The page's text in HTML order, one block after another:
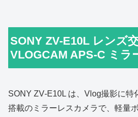
SONY ZV-E10L レンズ
VLOGCAM APS-C ミラ
SONY ZV‑E10L は、Vlog撮影に特
搭載のミラーレスカメラで、軽量